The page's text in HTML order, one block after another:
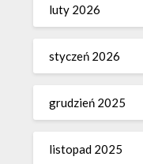
luty 2026
styczeń 2026
grudzień 2025
listopad 2025